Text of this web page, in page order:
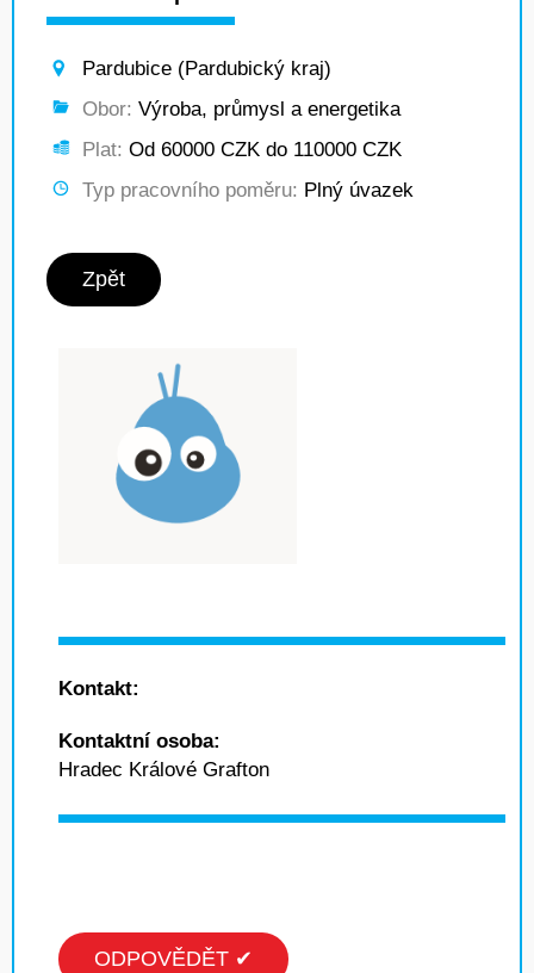
Pardubice (Pardubický kraj)
Obor: Výroba, průmysl a energetika
Plat: Od 60000 CZK do 110000 CZK
Typ pracovního poměru: Plný úvazek
Zpět
Kontakt:
Kontaktní osoba:
Hradec Králové Grafton
ODPOVĚDĚT ✔